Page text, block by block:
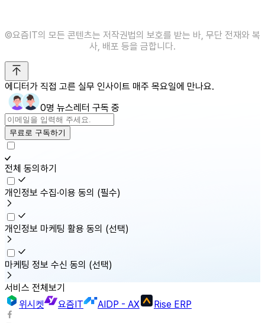
©️요즘IT의 모든 콘텐츠는 저작권법의 보호를 받는 바, 무단 전재와 복
사, 배포 등을 금합니다.
에디터가 직접 고른 실무 인사이트 매주 목요일에 만나요.
0명 뉴스레터 구독 중
무료로 구독하기
전체 동의하기
개인정보 수집·이용 동의 (필수)
개인정보 마케팅 활용 동의 (선택)
마케팅 정보 수신 동의 (선택)
서비스 전체보기
위시켓
요즘IT AIDP - AX Rise ERP